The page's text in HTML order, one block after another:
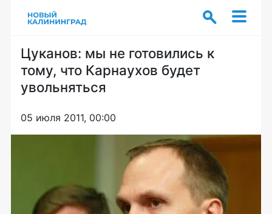
Цуканов: мы не готовились к
тому, что Карнаухов будет
увольняться
05 июля 2011, 00:00